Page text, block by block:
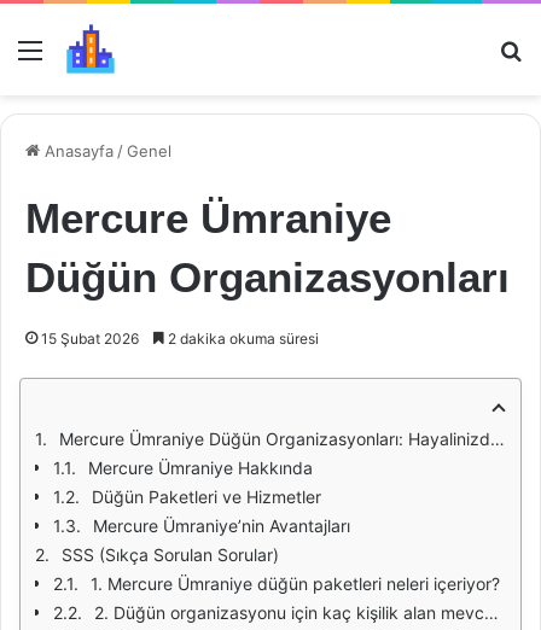
Menü
Anasayfa /Genel
Mercure Ümraniye
Düğün Organizasyonları
15 Şubat 2026 2 dakika okuma süresi
Mercure Ümraniye Düğün Organizasyonları: Hayalinizdeki Düğünü Gerçekleştirin
Mercure Ümraniye Hakkında
Düğün Paketleri ve Hizmetler
Mercure Ümraniye’nin Avantajları
SSS (Sıkça Sorulan Sorular)
1. Mercure Ümraniye düğün paketleri neleri içeriyor?
2. Düğün organizasyonu için kaç kişilik alan mevcut?